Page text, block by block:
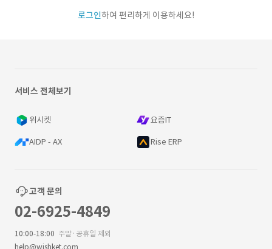
로그인하여 편리하게 이용하세요!
서비스 전체보기
위시켓 요즘IT
AIDP - AX Rise ERP
고객 문의
02-6925-4849
10:00-18:00 주말·공휴일 제외
help@wishket.com